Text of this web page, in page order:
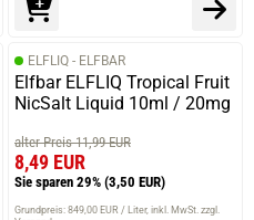
ELFLIQ - ELFBAR
Elfbar ELFLIQ Tropical Fruit
NicSalt Liquid 10ml / 20mg
alter Preis 11,99 EUR
8,49 EUR
Sie sparen 29% (3,50 EUR)
Grundpreis: 849,00 EUR / Liter inkl. MwSt. zzgl.